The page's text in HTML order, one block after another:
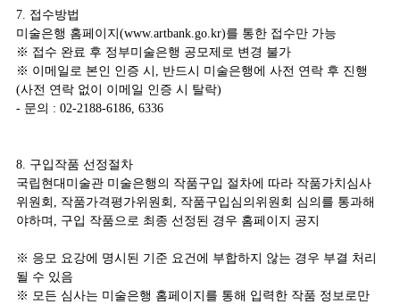
7. 접수방법
미술은행 홈페이지(www.artbank.go.kr)를 통한 접수만 가능
※ 접수 완료 후 정부미술은행 공모제로 변경 불가
※ 이메일로 본인 인증 시, 반드시 미술은행에 사전 연락 후 진행
(사전 연락 없이 이메일 인증 시 탈락)
- 문의 : 02-2188-6186, 6336
8. 구입작품 선정절차
국립현대미술관 미술은행의 작품구입 절차에 따라 작품가치심사
위원회, 작품가격평가위원회, 작품구입심의위원회 심의를 통과해
야하며, 구입 작품으로 최종 선정된 경우 홈페이지 공지
※ 응모 요강에 명시된 기준 요건에 부합하지 않는 경우 부결 처리
될 수 있음
※ 모든 심사는 미술은행 홈페이지를 통해 입력한 작품 정보로만